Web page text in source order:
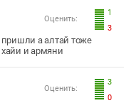
1
3
Оценить:
пришли а алтай тоже
и армяни
3
0
Оценить: